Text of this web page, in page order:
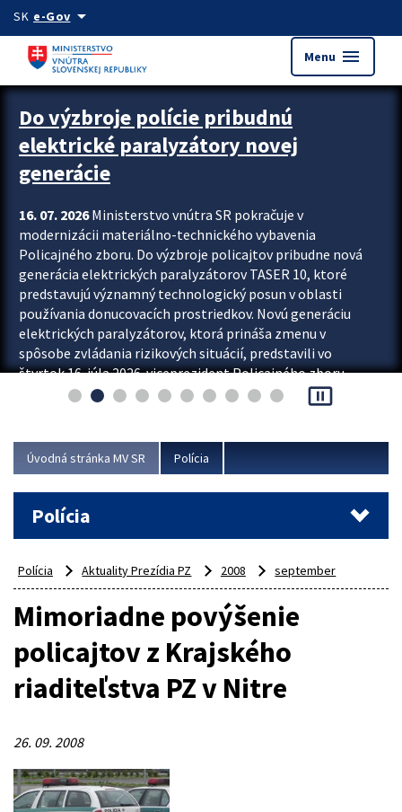
Preskocit na hlavný obsah
SK e-Govarrow_drop_down
Menu menu
Zastavit automatický posun upútavok
Do výzbroje polície pribudnú
elektrické paralyzátory novej
generácie
16. 07. 2026Ministerstvo vnútra SR pokračuje v
modernizácii materiálno-technického vybavenia
Policajného zboru. Do výzbroje policajtov pribudne nová
generácia elektrických paralyzátorov TASER 10, ktoré
predstavujú významný technologický posun v oblasti
používania donucovacích prostriedkov. Novú generáciu
elektrických paralyzátorov, ktorá prináša zmenu v
spôsobe zvládania rizikových situácií, predstavili vo
štvrtok 16. júla 2026 viceprezident Policajného zboru
Rastislav Polakovič a riaditeľ odboru výcviku...
pause_presentation
Úvodná stránka MV SR Polícia
Polícia
Polícia Aktuality Prezídia PZ 2008 september
Mimoriadne povýšenie
policajtov z Krajského
riaditeľstva PZ v Nitre
26. 09. 2008